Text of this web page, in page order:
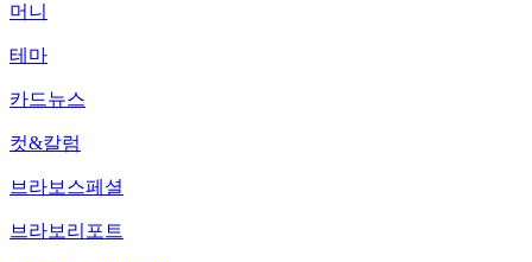
머니
테마
카드뉴스
컷&칼럼
브라보스페셜
브라보리포트